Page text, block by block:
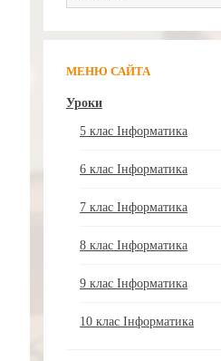
МЕНЮ САЙТА
Уроки
5 клас Інформатика
6 клас Інформатика
7 клас Інформатика
8 клас Інформатика
9 клас Інформатика
10 клас Інформатика